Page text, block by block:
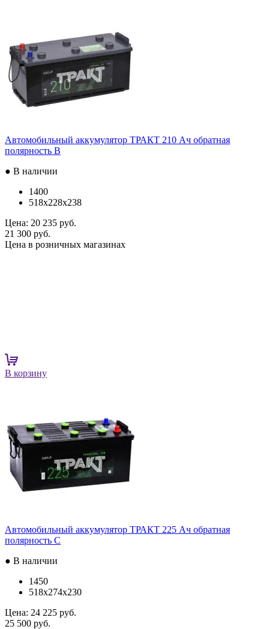
Автомобильный аккумулятор ТРАКТ 210 Ач обратная
полярность B
● В наличии
1400
518x228x238
Цена: 20 235 руб.
21 300 руб.
Цена в розничных магазинах
В корзину
Автомобильный аккумулятор ТРАКТ 225 Ач обратная
полярность C
● В наличии
1450
518x274x230
Цена: 24 225 руб.
25 500 руб.